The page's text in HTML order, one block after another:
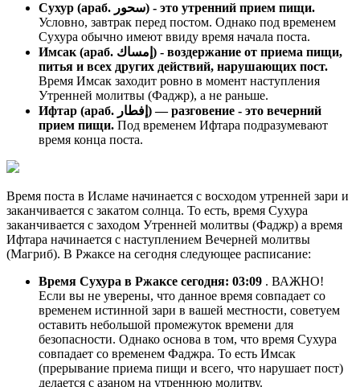
Сухур (араб. سحور) - это утренний прием пищи.
Условно, завтрак перед постом. Однако под временем
Сухура обычно имеют ввиду время начала поста.
Имсак (араб. إمساك) - воздержание от приема пищи,
питья и всех других действий, нарушающих пост.
Время Имсак заходит ровно в момент наступления
Утренней молитвы (Фаджр), а не раньше.
Ифтар (араб. إفطار) — разговение - это вечерний
прием пищи. Под временем Ифтара подразумевают
время конца поста.
Время поста в Исламе начинается с восходом утренней зари и
заканчивается с закатом солнца. То есть, время Сухура
заканчивается с заходом Утренней молитвы (Фаджр) а время
Ифтара начинается с наступлением Вечерней молитвы
(Магриб). В Ржаксе на сегодня следующее расписание:
Время Сухура в Ржаксе сегодня: 03:09 . ВАЖНО!
Если вы не уверены, что данное время совпадает со
временем истинной зари в вашей местности, советуем
оставить небольшой промежуток времени для
безопасности. Однако основа в том, что время Сухура
совпадает со временем Фаджра. То есть Имсак
(прерывание приема пищи и всего, что нарушает пост)
делается с азаном на утреннюю молитву.